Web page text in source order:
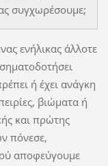
συγχωρέσουμε;
ενήλικας άλλοτε
ή έχει ανάγκη
βιώματα ή
και πρώτης
πόνεσε,
αποφεύγουμε